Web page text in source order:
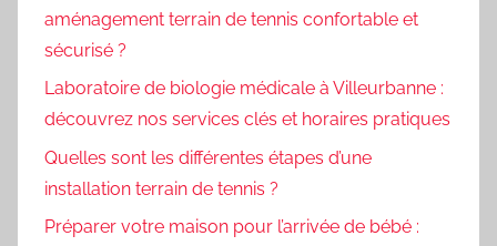
aménagement terrain de tennis confortable et
sécurisé ?
Laboratoire de biologie médicale à Villeurbanne :
découvrez nos services clés et horaires pratiques
Quelles sont les différentes étapes d’une
installation terrain de tennis ?
Préparer votre maison pour l’arrivée de bébé :